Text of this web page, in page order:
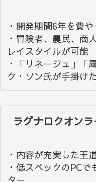
・開発期間6年を費
・冒険者、農民、商
レイスタイルが可能
・「リネージュ」「
ク・ソン氏が手掛け
ラグナロクオンラ
・内容が充実した王
・低スペックのPC